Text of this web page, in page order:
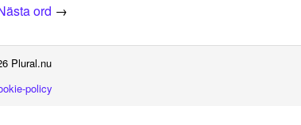
ord →
Plural.nu
policy